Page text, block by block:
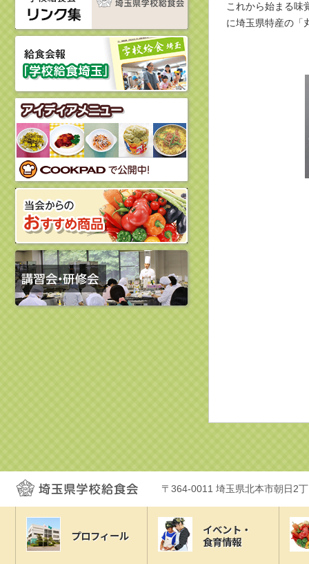
これから始まる味
に埼玉県特産の「
〒364-0011 埼玉県北本市朝日2
プロフィール
イベント・
食育情報